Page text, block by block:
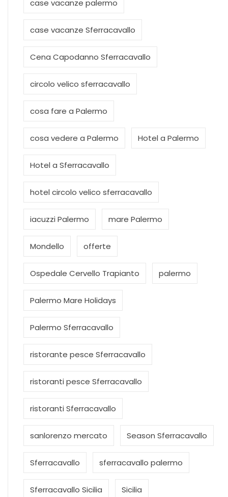
case vacanze palermo
case vacanze Sferracavallo
Cena Capodanno Sferracavallo
circolo velico sferracavallo
cosa fare a Palermo
cosa vedere a Palermo Hotel a Palermo
Hotel a Sferracavallo
hotel circolo velico sferracavallo
iacuzzi Palermo mare Palermo
Mondello offerte
Ospedale Cervello Trapianto palermo
Palermo Mare Holidays
Palermo Sferracavallo
ristorante pesce Sferracavallo
ristoranti pesce Sferracavallo
ristoranti Sferracavallo
sanlorenzo mercato Season Sferracavallo
Sferracavallo sferracavallo palermo
Sferracavallo Sicilia Sicilia